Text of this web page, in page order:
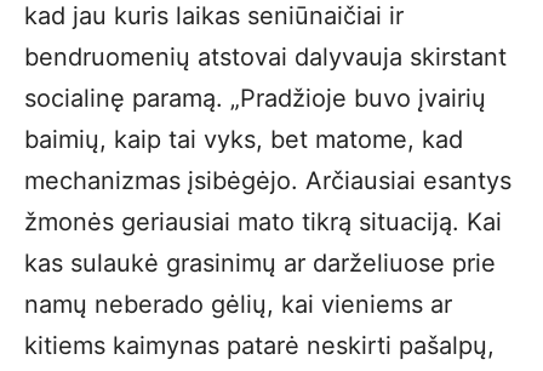
kad jau kuris laikas seniūnaičiai ir
bendruomenių atstovai dalyvauja skirstant
socialinę paramą. „Pradžioje buvo įvairių
baimių, kaip tai vyks, bet matome, kad
mechanizmas įsibėgėjo. Arčiausiai esantys
žmonės geriausiai mato tikrą situaciją. Kai
kas sulaukė grasinimų ar darželiuose prie
namų neberado gėlių, kai vieniems ar
kitiems kaimynas patarė neskirti pašalpų,